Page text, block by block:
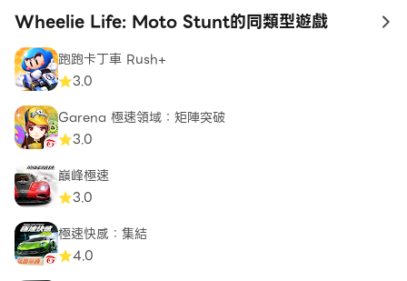
Wheelie Life: Moto Stunt的同類型遊戲 to
跑跑卡丁車 Rush+
3.0
Garena 極速領域：矩陣突破
3.0
巔峰極速
3.0
極速快感：集結
4.0